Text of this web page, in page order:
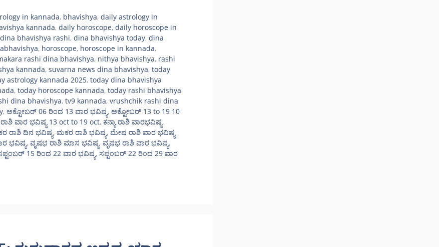
in kannada, bhavishya,daily astrology in
kannada, daily horoscope, daily horoscope in
dina bhavishya rashi, dina bhavishya today, dina
, horoscope, horoscope in kannada,
rashi dina bhavishya, nithya bhavishya, rashi
kannada, suvarna news dina bhavishya, today
astrology kannada 2025, today dina bhavishya
, today horoscope kannada, today rashi bhavishya
dina bhavishya, tv9 kannada, vrushchik rashi dina
, ಅಕ್ಟೋಬರ್‌ 06 ರಿಂದ 13 ವಾರ ಭವಿಷ್ಯ, ಅಕ್ಟೋಬರ್ 13 to 19 10
ರಾಶಿ ವಾರ ಭವಿಷ್ಯ 13 oct to 19 oct, ಕನ್ಯಾ ರಾಶಿ ವಾರಭವಿಷ್ಯ,
ರಾಶಿ ದಿನ ಭವಿಷ್ಯ, ಮಕರ ರಾಶಿ ಭವಿಷ್ಯ, ಮೇಷ ರಾಶಿ ವಾರ ಭವಿಷ್ಯ,
ಭವಿಷ್ಯ, ವೃಷಭ ರಾಶಿ ಮಾಸ ಭವಿಷ್ಯ, ವೃಷಭ ರಾಶಿ ವಾರ ಭವಿಷ್ಯ,
15 ರಿಂದ 22 ವಾರ ಭವಿಷ್ಯ, ಸಪ್ಟಂಬರ್‌ 22 ರಿಂದ 29 ವಾರ